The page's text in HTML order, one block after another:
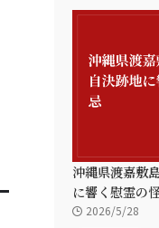
沖縄県渡嘉敷
に響く慰霊の
2026/5/28